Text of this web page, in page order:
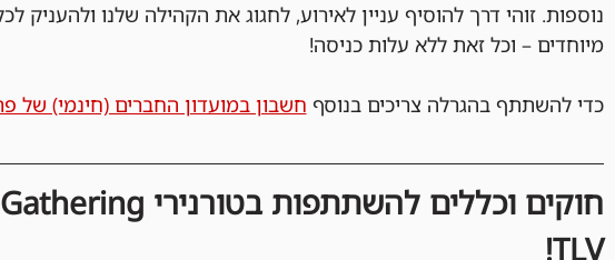
נוספות. זוהי דרך להוסיף עניין לאירוע, לחגוג את הקהילה שלנו
מיוחדים – וכל זאת ללא עלות כניסה!
כדי להשתתף בהגרלה צריכים בנוסף חשבון במועדון החברים (חינמי) של
TLV!